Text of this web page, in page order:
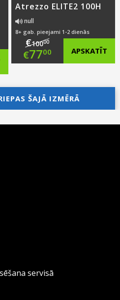
Atrezzo ELITE2 100H
null
8+ gab. pieejami 1-2 dienās
€10000
Original
was:
€100.00.
€7700
price
is:
€77.00.
APSKATĪT
ŠAJĀ IZMĒRĀ
servisā